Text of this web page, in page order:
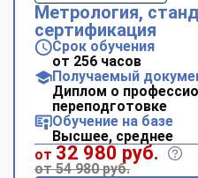
Метрология,
сертификация
Срок обучения
от 256 часов
Получаемый
Диплом о
переподготовке
Обучение на базе
Высшее, среднее
от 32 980 руб.
от 54 980 руб.